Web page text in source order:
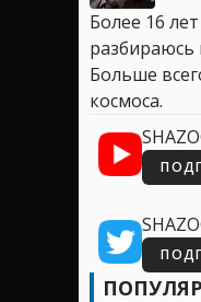
Более 16
разбираюсь
Больше
космоса.